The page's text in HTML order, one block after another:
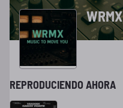
WRMX
REPRODUCIENDO AHORA